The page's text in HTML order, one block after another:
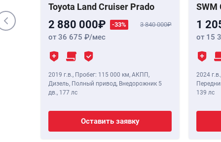
Toyota Land Cruiser Prado
2 880 000 -33% 3 840 000
от 36 675 /мес
2019 г.в., Пробег: 115 000 км, АКПП,
Дизель, Полный привод, Внедорожник 5
дв., 177 лс
Оставить заявку
SWM
1
от 15
2024 г.в.,
139 лс